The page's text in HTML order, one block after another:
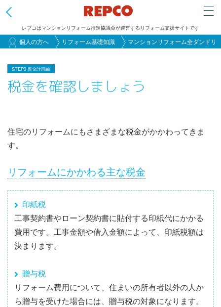
動
レプコはマンションリフォーム推進協議会が運営するリフォーム支援サイトです
個人の方へ リフォーム基礎知識 マンションリフォーム全ダンドリ
STEP3 資金計画編
税金を確認しましょう
住宅のリフォームにもさまざまな税金がかかわってきま
す。
リフォームにかかわる主な税金
印紙税
工事契約書やローン契約書に貼付する印紙代にかかる
費用です。工事金額や借入金額によって、印紙税額は
決まります。
贈与税
リフォーム費用について、住まいの所有者以外の人か
ら贈与を受けた場合には、贈与税の対象になります。